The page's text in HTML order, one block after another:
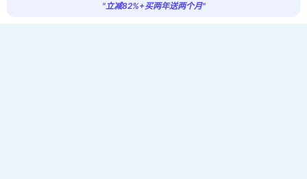
"立减82%+买两年送两个月"